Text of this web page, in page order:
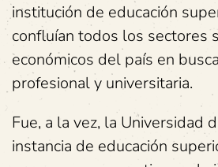
institución de educación
confluían todos los sectores
económicos del país en
profesional y universitaria.
Fue, a la vez, la Universidad
instancia de educación